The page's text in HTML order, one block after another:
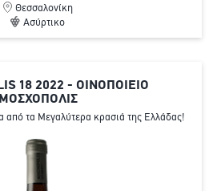
Θεσσαλονίκη
Ασύρτικο
18 2022 - ΟΙΝΟΠΟΙΕΙΟ
ΜΟΣΧΟΠΟΛΙΣ
από τα Μεγαλύτερα κρασιά της Ελλάδας!